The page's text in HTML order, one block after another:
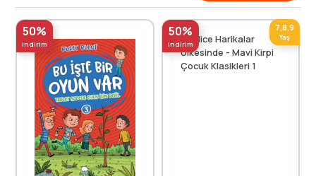
50%
indirim
50%
indirim
7,8,9
Yaş